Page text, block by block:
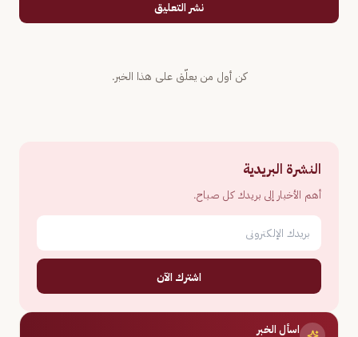
نشر التعليق
كن أول من يعلّق على هذا الخبر.
النشرة البريدية
أهم الأخبار إلى بريدك كل صباح.
اشترك الآن
اسأل الخبر